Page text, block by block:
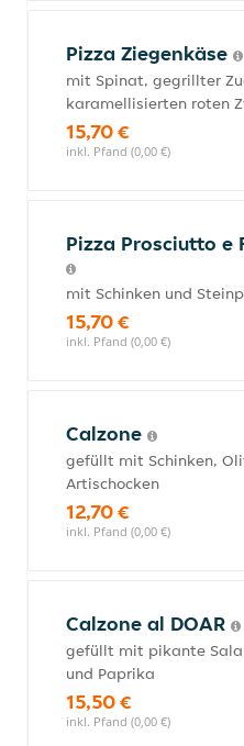
Pizza Ziegenkäse
mit Spinat, gegrillter
karamellisierten roten
15,70 €
inkl. Pfand (0,00 €)
Pizza Prosciutto e
mit Schinken und
15,70 €
inkl. Pfand (0,00 €)
Calzone
gefüllt mit Schinken,
Artischocken
12,70 €
inkl. Pfand (0,00 €)
Calzone al DOAR
gefüllt mit pikante
und Paprika
15,50 €
inkl. Pfand (0,00 €)